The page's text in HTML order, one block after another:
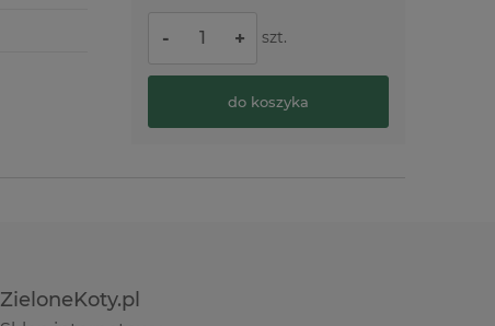
- + szt.
do koszyka
ZieloneKoty.pl